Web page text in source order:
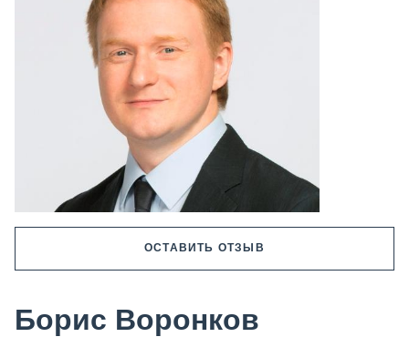
Борис Воронков
ОСТАВИТЬ ОТЗЫВ